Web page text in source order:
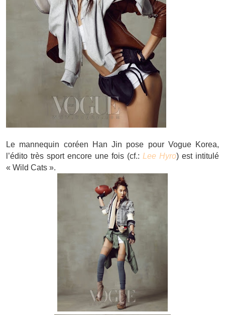
Le mannequin coréen
Han Jin pose pour Vogue Korea,
l’édito très sport encore une fois (cf.: Lee Hyro) est intitulé
« Wild Cats ».